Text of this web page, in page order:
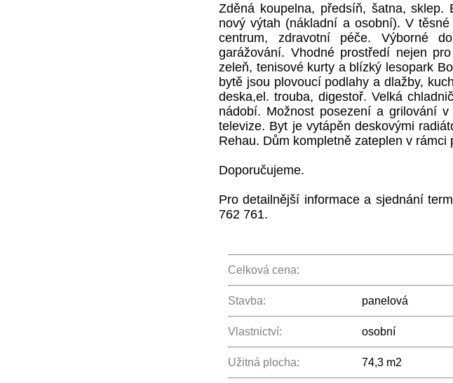
Zděná koupelna, předsíň, šatna,
nový výtah (nákladní a osobní). V
centrum, zdravotní péče. Výborné
garážování. Vhodné prostředí nejen
zeleň, tenisové kurty a blízký lesopark
bytě jsou plovoucí podlahy a dlažby,
deska,el. trouba, digestoř. Velká
nádobí. Možnost posezení a grilování
televize. Byt je vytápěn deskovými
Rehau. Dům kompletně zateplen v rámci
Doporučujeme.
Pro detailnější informace a sjednání
762 761.
Celková cena:
Stavba: panelová
Vlastnictví: osobní
Užitná plocha: 74,3 m2